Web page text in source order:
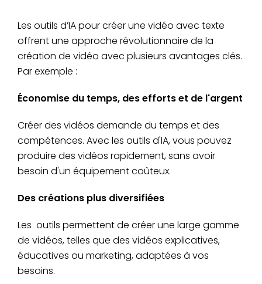
Les outils d’IA pour créer une vidéo avec texte
offrent une approche révolutionnaire de la
création de vidéo avec plusieurs avantages clés.
Par exemple :
Économise du temps, des efforts et de l'argent
Créer des vidéos demande du temps et des
compétences. Avec les outils d'IA, vous pouvez
produire des vidéos rapidement, sans avoir
besoin d'un équipement coûteux.
Des créations plus diversifiées
Les outils permettent de créer une large gamme
de vidéos, telles que des vidéos explicatives,
éducatives ou marketing, adaptées à vos
besoins.